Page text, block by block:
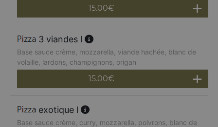
15.00€
3 viandes l
Base sauce crème, mozzarella, viande hachée, blanc de
volaille, lardons, champignons, origan
15.00€
exotique l
Base sauce crème, curry, mozzarella, poivrons, blanc de